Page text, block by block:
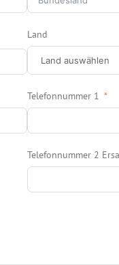
Land
Telefonnummer 1
Telefonnummer 2